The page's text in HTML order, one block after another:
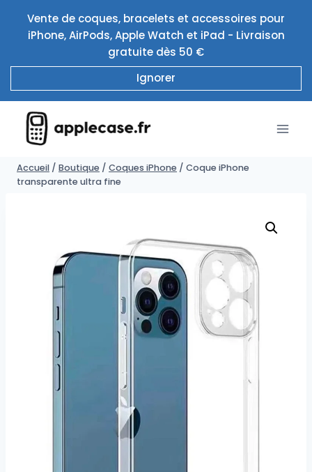
contenu
Vente de coques, bracelets et accessoires pour
iPhone, AirPods, Apple Watch et iPad - Livraison
gratuite dès 50 €
Ignorer
Accueil / Boutique / Coques iPhone / Coque iPhone
transparente ultra fine